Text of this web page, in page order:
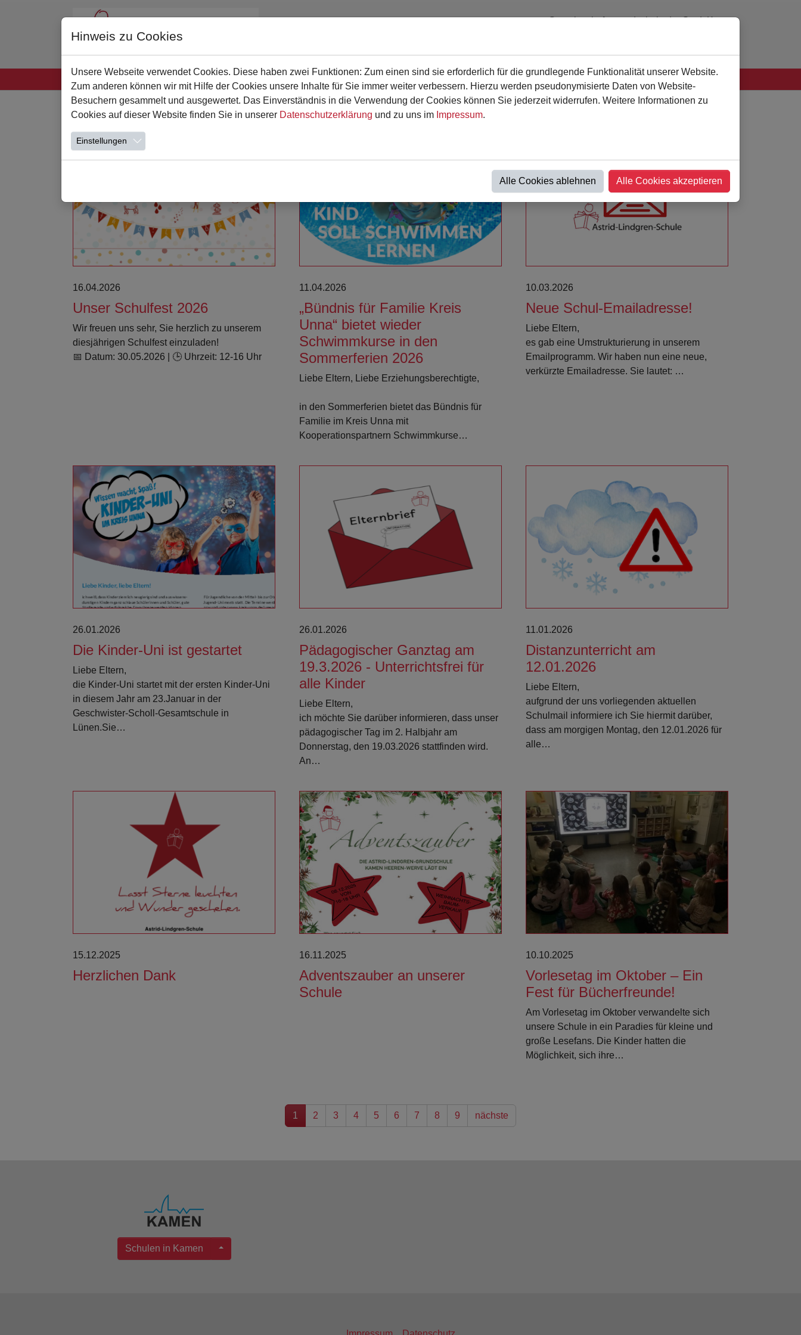
Zum Hauptinhalt springen
Gemeinschaftsgrundschule der Stadt Kamen
16.04.2026
Unser Schulfest 2026
Wir freuen uns sehr, Sie herzlich zu unserem
diesjährigen Schulfest einzuladen!
📅 Datum: 30.05.2026 | 🕒 Uhrzeit: 12-16 Uhr
11.04.2026
„Bündnis für Familie Kreis
Unna“ bietet wieder
Schwimmkurse in den
Sommerferien 2026
Liebe Eltern, Liebe Erziehungsberechtigte,
in den Sommerferien bietet das Bündnis für
Familie im Kreis Unna mit
Kooperationspartnern Schwimmkurse…
10.03.2026
Neue Schul-Emailadresse!
Liebe Eltern,
es gab eine Umstrukturierung in unserem
Emailprogramm. Wir haben nun eine neue,
verkürzte Emailadresse. Sie lautet: …
26.01.2026
Die Kinder-Uni ist gestartet
Liebe Eltern,
die Kinder-Uni startet mit der ersten Kinder-Uni
in diesem Jahr am 23.Januar in der
Geschwister-Scholl-Gesamtschule in
Lünen.Sie…
Weiterlesen
26.01.2026
Pädagogischer Ganztag am
19.3.2026 - Unterrichtsfrei für
alle Kinder
Liebe Eltern,
ich möchte Sie darüber informieren, dass unser
pädagogischer Tag im 2. Halbjahr am
Donnerstag, den 19.03.2026 stattfinden wird.
An…
Weiterlesen
11.01.2026
Distanzunterricht am
12.01.2026
Liebe Eltern,
aufgrund der uns vorliegenden aktuellen
Schulmail informiere ich Sie hiermit darüber,
dass am morgigen Montag, den 12.01.2026 für
alle…
15.12.2025
Herzlichen Dank
Weiterlesen
16.11.2025
Adventszauber an unserer
Schule
Weiterlesen
10.10.2025
Vorlesetag im Oktober – Ein
Fest für Bücherfreunde!
Am Vorlesetag im Oktober verwandelte sich
unsere Schule in ein Paradies für kleine und
große Lesefans. Die Kinder hatten die
Möglichkeit, sich ihre…
1 2 3 4 5 6 7 8 9 nächste
Schulen in Kamen
Hinweis zu Cookies
Unsere Webseite verwendet Cookies. Diese haben zwei Funktionen: Zum einen sind sie erforderlich für die grundlegende Funktionalität unserer Website.
Zum anderen können wir mit Hilfe der Cookies unsere Inhalte für Sie immer weiter verbessern. Hierzu werden pseudonymisierte Daten von Website-
Besuchern gesammelt und ausgewertet. Das Einverständnis in die Verwendung der Cookies können Sie jederzeit widerrufen. Weitere Informationen zu
Cookies auf dieser Website finden Sie in unserer Datenschutzerklärung und zu uns im Impressum.
Einstellungen
Alle Cookies ablehnen Alle Cookies akzeptieren